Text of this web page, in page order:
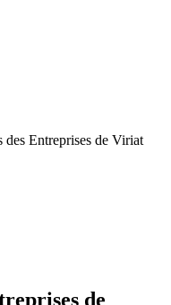
des Entreprises de Viriat
de